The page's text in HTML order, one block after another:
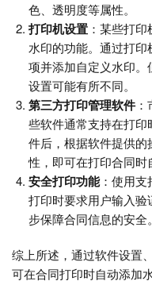
色、透明度等属性。
打印机设置 ：某些打
水印的功能。通过打印
项并添加自定义水印
设置可能有所不同。
第三方打印管理软件：
些软件通常支持在打
件后，根据软件提供
性，即可在打印合同时
安全打印功能：使用支
打印时要求用户输入
步保障合同信息的安全。
综上所述，通过软件设置
可在合同打印时自动添加